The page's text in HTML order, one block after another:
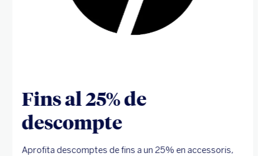
Fins al 25% de
descompte
Aprofita descomptes de fins a un 25% en accessoris,